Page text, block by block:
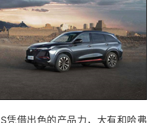
凭借出色的产品力，大有和哈弗